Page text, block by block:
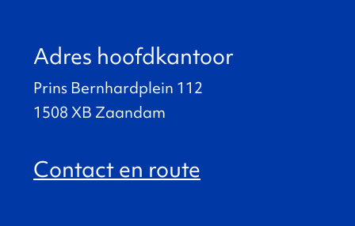
Adres hoofdkantoor
Prins Bernhardplein 112
1508 XB Zaandam
Contact en route